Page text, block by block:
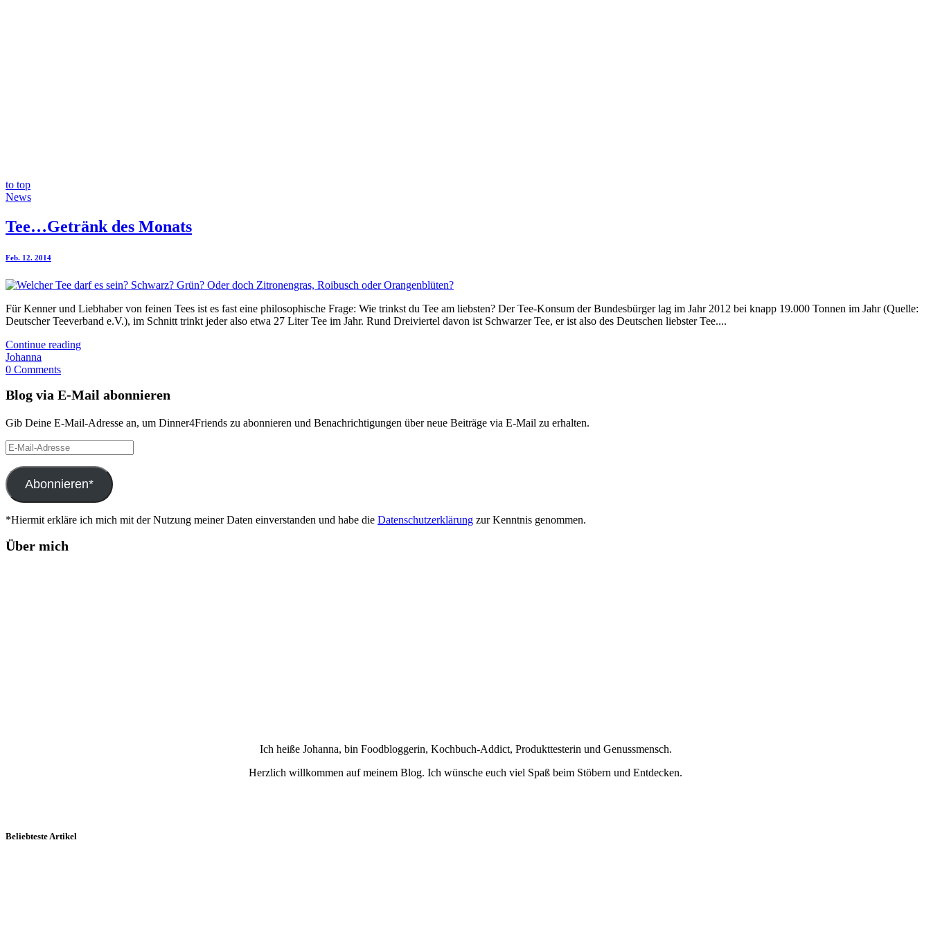
to top
News
Tee…Getränk des Monats
Feb. 12. 2014
Für Kenner und Liebhaber von feinen Tees ist es fast eine philosophische Frage: Wie trinkst du Tee am liebsten? Der Tee-Konsum der Bundesbürger lag im Jahr 2012 bei knapp 19.000 Tonnen im Jahr (Quelle:
Deutscher Teeverband e.V.), im Schnitt trinkt jeder also etwa 27 Liter Tee im Jahr. Rund Dreiviertel davon ist Schwarzer Tee, er ist also des Deutschen liebster Tee....
Continue reading
Johanna
0 Comments
Blog via E-Mail abonnieren
Gib Deine E-Mail-Adresse an, um Dinner4Friends zu abonnieren und Benachrichtigungen über neue Beiträge via E-Mail zu erhalten.
E-
Mail-
Adresse
Abonnieren*
*Hiermit erkläre ich mich mit der Nutzung meiner Daten einverstanden und habe die Datenschutzerklärung zur Kenntnis genommen.
Über mich
Ich heiße Johanna, bin Foodbloggerin, Kochbuch-Addict, Produkttesterin und Genussmensch.
Herzlich willkommen auf meinem Blog. Ich wünsche euch viel Spaß beim Stöbern und Entdecken.
Beliebteste Artikel